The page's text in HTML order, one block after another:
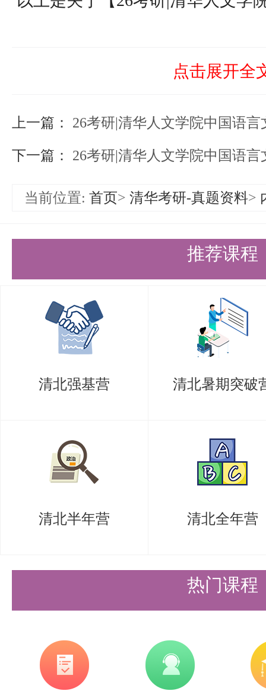
节约时间，提高上岸的成功率！
持。盛世清北-清北考研集训营，
造，有清北先行营、清北强基营
可选择，清北学长领学，班主任
巧，专项技能拔高，学员遍布清
更多清北考研备考资料及清北考
盛世清北老师。
点击展开全
上一篇： 26考研|清华人文学院中国语
下一篇： 26考研|清华人文学院中国语
当前位置: 首页> 清华考研-真题资料>
推荐课程
清北强基营 清北暑期突破
清北半年营 清北全年营
热门课程